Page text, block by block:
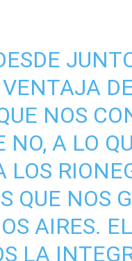
NOS
NO, A LO
LOS
QUE NOS
AIRES.
LA